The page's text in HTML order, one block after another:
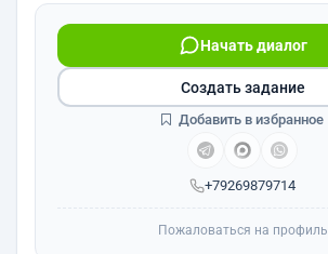
+79269879714
Начать диалог
Создать задание
Добавить в избранное
Пожаловаться на профиль